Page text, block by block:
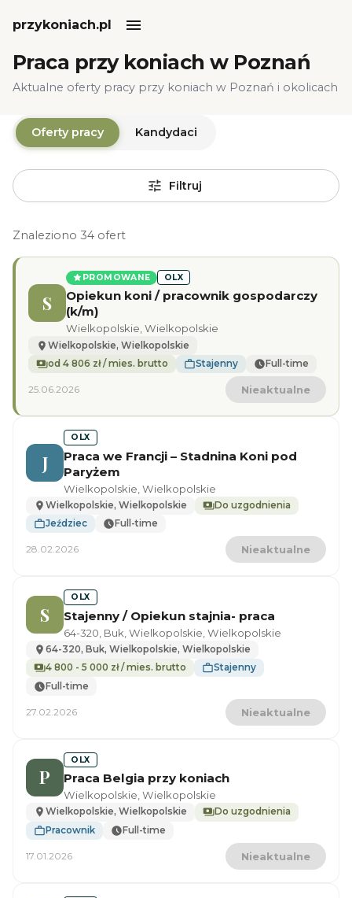
przykoniach.pl
Praca przy koniach w Poznań
Aktualne oferty pracy przy koniach w Poznań i okolicach
Oferty pracy Kandydaci
Filtruj
Znaleziono 34 ofert
S
PROMOWANE OLX
Opiekun koni / pracownik gospodarczy
(k/m)
Wielkopolskie, Wielkopolskie
Wielkopolskie, Wielkopolskie
od 4 806 zł / mies. brutto
Stajenny Full-time
25.06.2026 Nieaktualne
J
OLX
Praca we Francji – Stadnina Koni pod
Paryżem
Wielkopolskie, Wielkopolskie
Wielkopolskie, Wielkopolskie
Do uzgodnienia
Jeździec
Full-time
28.02.2026 Nieaktualne
S
OLX
Stajenny / Opiekun stajnia- praca
64-320, Buk, Wielkopolskie, Wielkopolskie
64-320, Buk, Wielkopolskie, Wielkopolskie
4 800 - 5 000 zł / mies. brutto
Stajenny
Full-time
27.02.2026 Nieaktualne
P
OLX
Praca Belgia przy koniach
Wielkopolskie, Wielkopolskie
Wielkopolskie, Wielkopolskie
Do uzgodnienia
Pracownik
Full-time
17.01.2026 Nieaktualne